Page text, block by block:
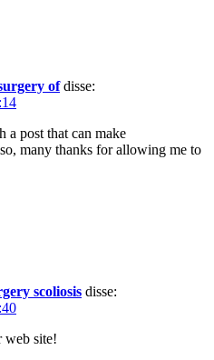
of disse:
a post that can make
many thanks for allowing me to
scoliosis disse:
web site!